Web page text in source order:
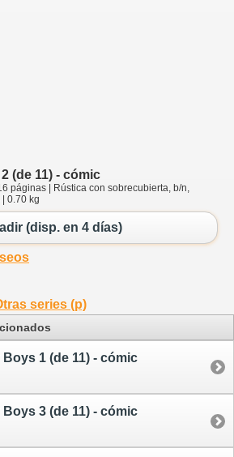
(de 11) - cómic
páginas | Rústica con sobrecubierta, b/n,
0.70 kg
(disp. en 4 días)
series (p)
1 (de 11) - cómic
3 (de 11) - cómic